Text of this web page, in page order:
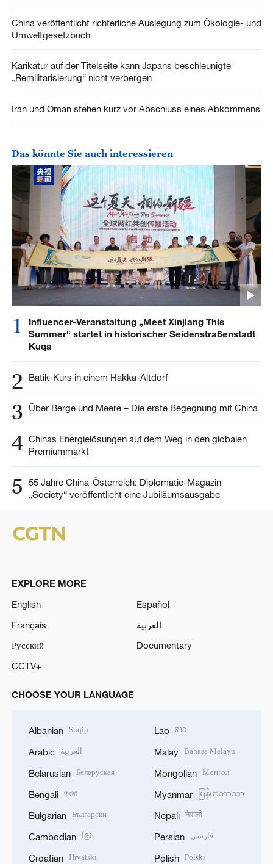
China veröffentlicht richterliche Auslegung zum Ökologie- und
Umweltgesetzbuch
Karikatur auf der Titelseite kann Japans beschleunigte
„Remilitarisierung“ nicht verbergen
Iran und Oman stehen kurz vor Abschluss eines Abkommens
Das könnte Sie auch interessieren
1
Influencer-Veranstaltung „Meet Xinjiang This
Summer“ startet in historischer Seidenstraßenstadt
Kuqa
2 Batik-Kurs in einem Hakka-Altdorf
3 Über Berge und Meere – Die erste Begegnung mit China
4 Chinas Energielösungen auf dem Weg in den globalen
Premiummarkt
5
55 Jahre China-Österreich: Diplomatie-Magazin
„Society“ veröffentlicht eine Jubiläumsausgabe
EXPLORE MORE
English
Español
Français
العربية
Русский
Documentary
CCTV+
CHOOSE YOUR LANGUAGE
Albanian Shqip
Arabic العربية
Belarusian Беларуская
Bengali বাংলা
Bulgarian Български
Cambodian ខ្មែរ
Croatian Hrvatski
Lao ລາວ
Malay Bahasa Melayu
Mongolian Монгол
Myanmar မြန်မာဘာသာ
Nepali नेपाली
Persian فارسی
Polish Polski